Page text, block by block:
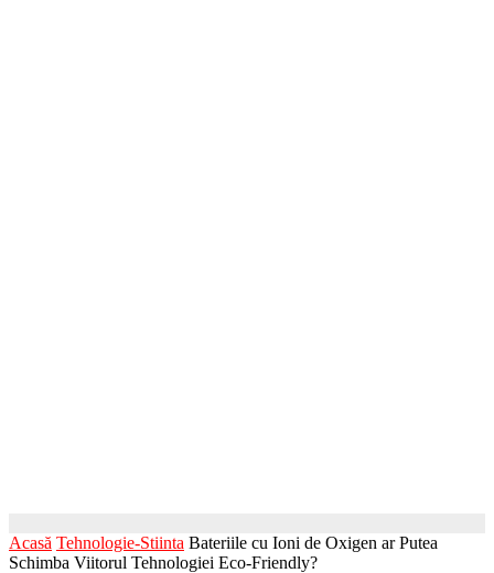
Acasă Tehnologie-Stiinta Bateriile cu Ioni de Oxigen ar Putea
Schimba Viitorul Tehnologiei Eco-Friendly?